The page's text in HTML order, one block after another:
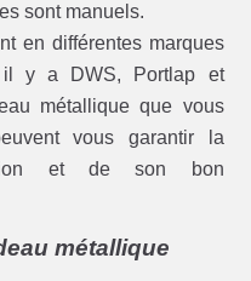
sont manuels.
en différentes marques
y a DWS, Portlap et
métallique que vous
vous garantir la
et de son bon
métallique